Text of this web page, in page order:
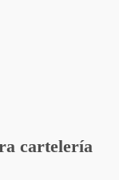
cartelería